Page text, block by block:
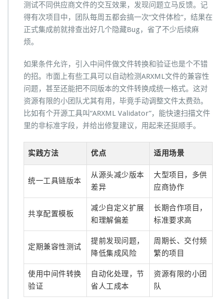
测试不同供应商文件的交互效果，发现问题立马反馈。记
得有次项目中，团队每周五都会搞一次“文件体检”，结果在
正式集成前就排查出好几个隐藏Bug，省了不少后续麻
烦。
如果条件允许，引入中间件做文件转换和验证也是个不错
的招。市面上有些工具可以自动检测ARXML文件的兼容性
问题，甚至还能把不同版本的文件转换成统一格式。这对
资源有限的小团队尤其有用，毕竟手动调整文件太费劲。
比如有个开源工具叫“ARXML Validator”，能快速扫描文件
里的非标准字段，并给出修复建议，用起来还挺顺手。
实践方法 优点 适用场景
统一工具链版本
从源头减少版本
差异
大型项目，多供
应商协作
共享配置模板
减少自定义扩展
和理解偏差
长期合作项目，
标准要求高
定期兼容性测试
提前发现问题，
降低集成风险
周期长、交付频
繁的项目
使用中间件转换
验证
自动化处理，节
省人工成本
资源有限的小团
队